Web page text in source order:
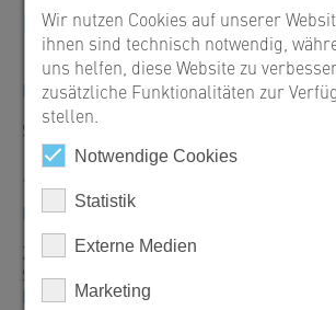
Kontakt
Bestellungen, Angebote und
SW Umwelttechnik Österreich GmbH
+43 463 32109-100
Mo–Do: 7:30–16:30 Uhr/Fr: 7:30–12:00
Zentrale Klagenfurt
SW Umwelttechnik Österreich GmbH
Bahnstraße 87-93, 9021 Klagenfurt
Wir nutzen Cookies auf unserer
ihnen sind technisch notwendig,
uns helfen, diese Website zu
zusätzliche Funktionalitäten zur
stellen.
Notwendige Cookies
Statistik
Externe Medien
Marketing